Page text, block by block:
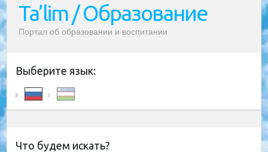
Ta’lim / Образование
Портал об образовании и воспитании
Выберите язык:
Что будем искать?